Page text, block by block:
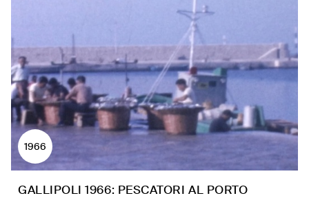
1966
GALLIPOLI 1966: PESCATORI AL PORTO